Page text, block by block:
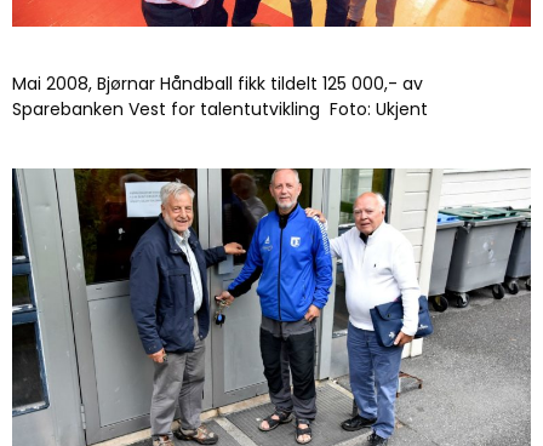
Mai 2008, Bjørnar Håndball fikk tildelt 125 000,- av
Sparebanken Vest for talentutvikling Foto: Ukjent